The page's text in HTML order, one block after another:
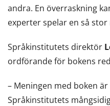
andra. En överraskning
experter spelar en så
Språkinstitutets direktör
ordförande för bokens
– Meningen med boken
Språkinstitutets